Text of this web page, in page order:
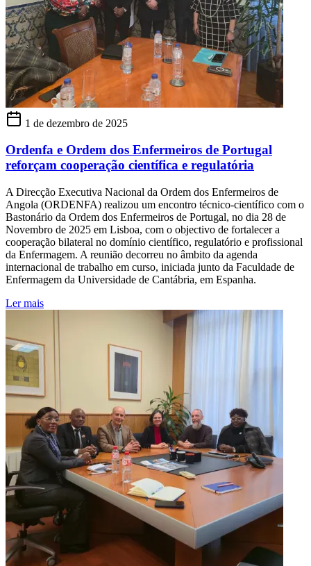
1 de dezembro de 2025
Ordenfa e Ordem dos Enfermeiros de Portugal
reforçam cooperação científica e regulatória
A Direcção Executiva Nacional da Ordem dos Enfermeiros de
Angola (ORDENFA) realizou um encontro técnico-científico com o
Bastonário da Ordem dos Enfermeiros de Portugal, no dia 28 de
Novembro de 2025 em Lisboa, com o objectivo de fortalecer a
cooperação bilateral no domínio científico, regulatório e profissional
da Enfermagem. A reunião decorreu no âmbito da agenda
internacional de trabalho em curso, iniciada junto da Faculdade de
Enfermagem da Universidade de Cantábria, em Espanha.
Ler mais